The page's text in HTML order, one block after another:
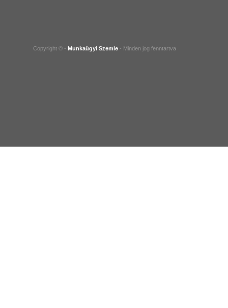
Copyright © - Munkaügyi Szemle - Minden jog fenntartva